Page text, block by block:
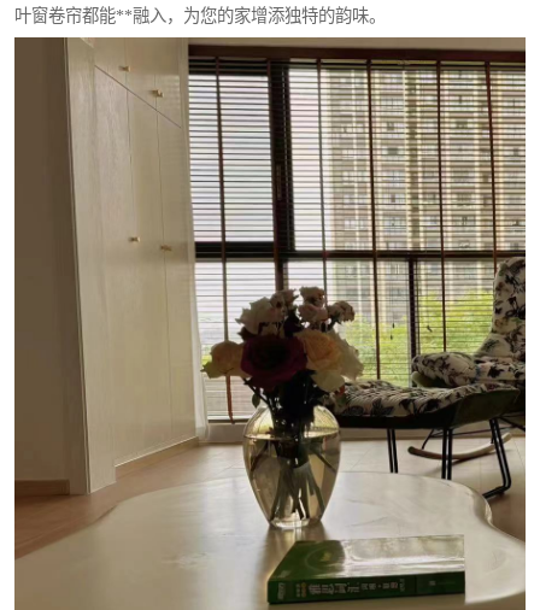
叶窗卷帘都能**融入，为您的家增添独特的韵味。